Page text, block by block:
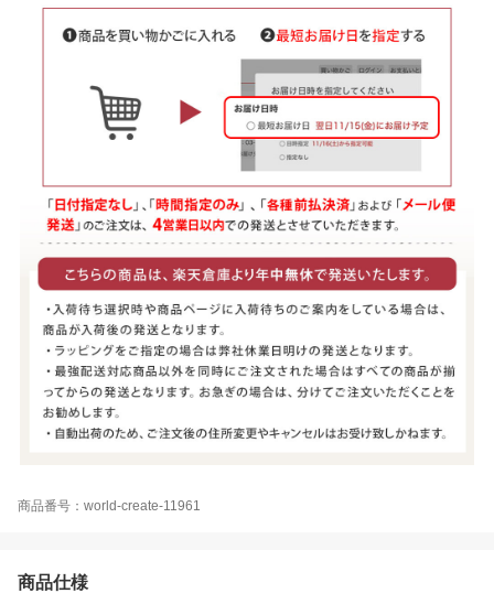
商品番号：world-create-11961
商品仕様